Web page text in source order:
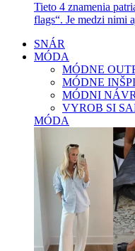
Tieto 4 znamenia
flags“. Je medzi nimi
SNÁR
MÓDA
MÓDNE
MÓDNE
MÓDNI
VYROB SI
MÓDA